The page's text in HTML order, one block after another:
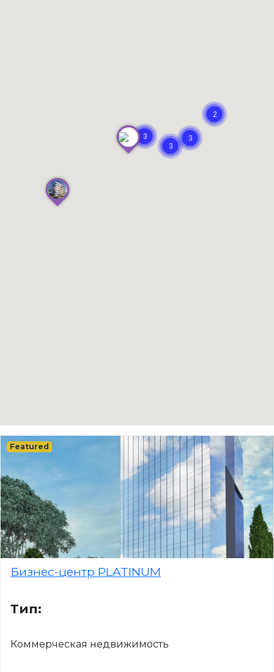
Бизнес-центр PLATINUM
Тип:
Коммерческая недвижимость
Featured
3
3
3
2